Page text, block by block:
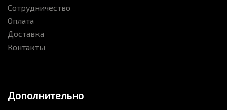
Сотрудничество
Оплата
Доставка
Контакты
Дополнительно